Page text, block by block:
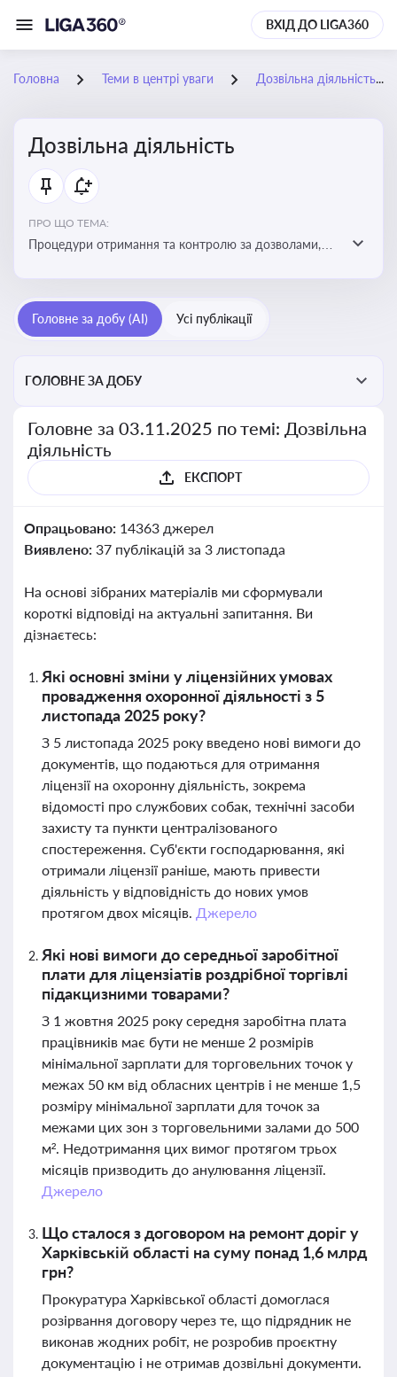
ВХІД ДО LIGA360
Головна Теми в центрі уваги Дозвільна діяльність
Дозвільна діяльність
ПРО ЩО ТЕМА:
Процедури отримання та контролю за дозволами,
законодавстві, щоб уникнути порушень та
забезпечити відповідність вимогам регуляторних
Головне за добу (AI) Усі публікації
ГОЛОВНЕ ЗА ДОБУ
Головне за 03.11.2025 по темі: Дозвільна
діяльність
ЕКСПОРТ
Опрацьовано: 14363 джерел
Виявлено: 37 публікацій за 3 листопада
На основі зібраних матеріалів ми сформували
короткі відповіді на актуальні запитання. Ви
дізнаєтесь:
Які основні зміни у ліцензійних умовах
провадження охоронної діяльності з 5
листопада 2025 року?
З 5 листопада 2025 року введено нові вимоги до
документів, що подаються для отримання
ліцензії на охоронну діяльність, зокрема
відомості про службових собак, технічні засоби
захисту та пункти централізованого
спостереження. Суб'єкти господарювання, які
отримали ліцензії раніше, мають привести
діяльність у відповідність до нових умов
протягом двох місяців. Джерело
Які нові вимоги до середньої заробітної
плати для ліцензіатів роздрібної торгівлі
підакцизними товарами?
З 1 жовтня 2025 року середня заробітна плата
працівників має бути не менше 2 розмірів
мінімальної зарплати для торговельних точок у
межах 50 км від обласних центрів і не менше 1,5
розміру мінімальної зарплати для точок за
межами цих зон з торговельними залами до 500
м². Недотримання цих вимог протягом трьох
місяців призводить до анулювання ліцензії.
Джерело
Що сталося з договором на ремонт доріг у
Харківській області на суму понад 1,6 млрд
грн?
Прокуратура Харківської області домоглася
розірвання договору через те, що підрядник не
виконав жодних робіт, не розробив проєктну
документацію і не отримав дозвільні документи.